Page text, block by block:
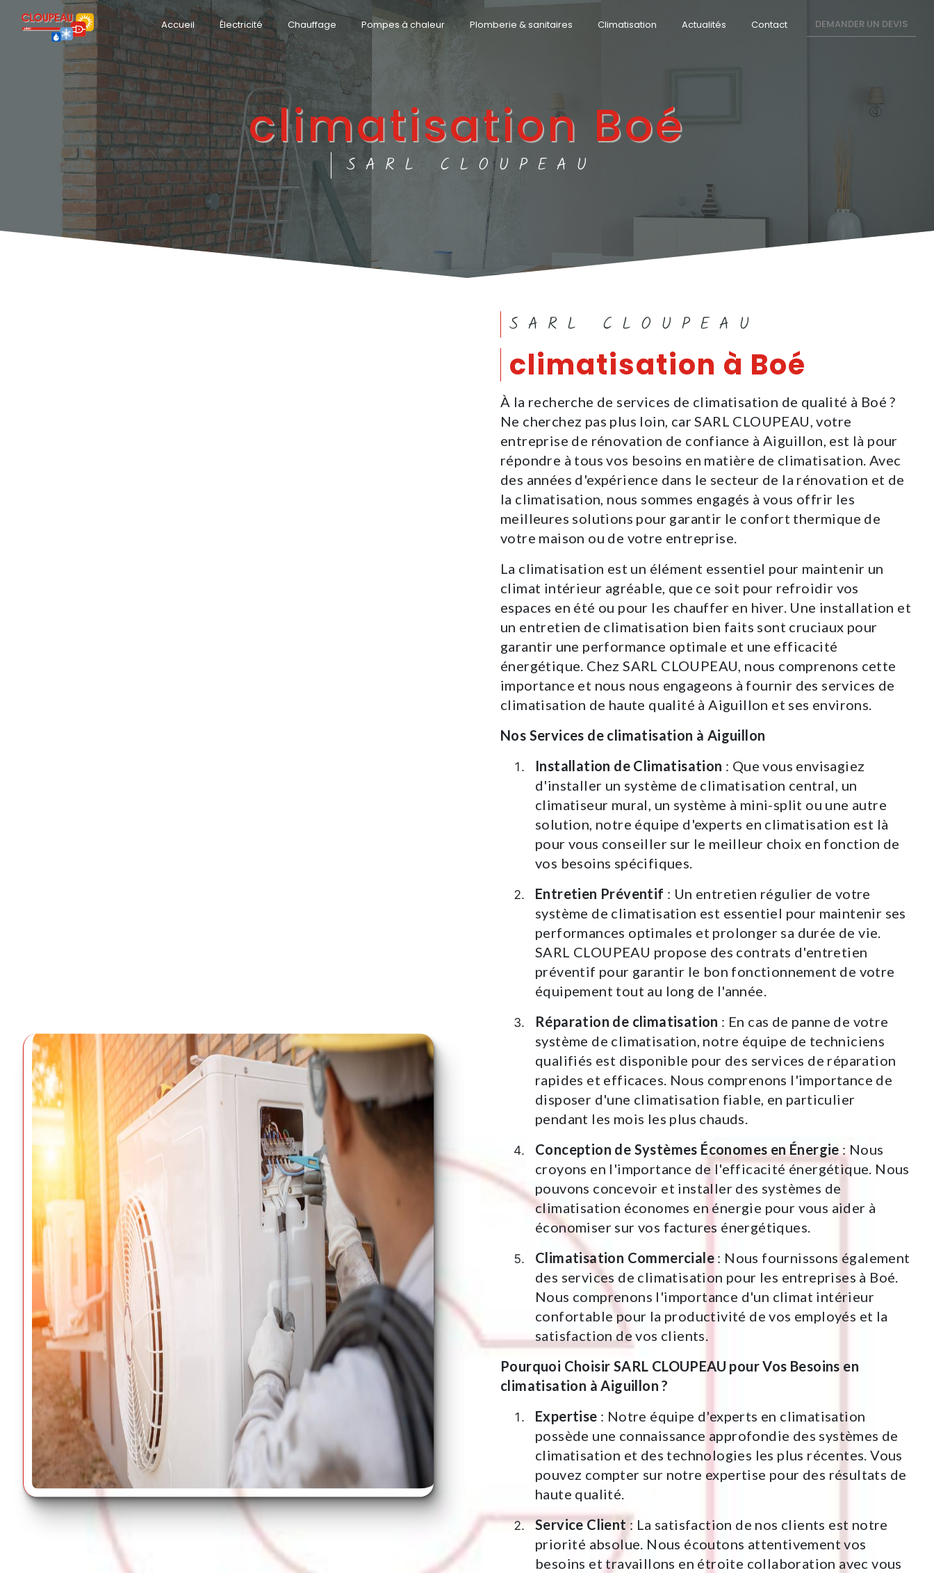
Accueil Électricité Chauffage Pompes à chaleur Plomberie & sanitaires Climatisation Actualités Contact DEMANDER UN DEVIS
climatisation Boé
SARL CLOUPEAU
SARL CLOUPEAU
climatisation à Boé
À la recherche de services de climatisation de qualité à Boé ?
Ne cherchez pas plus loin, car SARL CLOUPEAU, votre
entreprise de rénovation de confiance à Aiguillon, est là pour
répondre à tous vos besoins en matière de climatisation. Avec
des années d'expérience dans le secteur de la rénovation et de
la climatisation, nous sommes engagés à vous offrir les
meilleures solutions pour garantir le confort thermique de
votre maison ou de votre entreprise.
La climatisation est un élément essentiel pour maintenir un
climat intérieur agréable, que ce soit pour refroidir vos
espaces en été ou pour les chauffer en hiver. Une installation et
un entretien de climatisation bien faits sont cruciaux pour
garantir une performance optimale et une efficacité
énergétique. Chez SARL CLOUPEAU, nous comprenons cette
importance et nous nous engageons à fournir des services de
climatisation de haute qualité à Aiguillon et ses environs.
Nos Services de climatisation à Aiguillon
Installation de Climatisation : Que vous envisagiez
d'installer un système de climatisation central, un
climatiseur mural, un système à mini-split ou une autre
solution, notre équipe d'experts en climatisation est là
pour vous conseiller sur le meilleur choix en fonction de
vos besoins spécifiques.
Entretien Préventif : Un entretien régulier de votre
système de climatisation est essentiel pour maintenir ses
performances optimales et prolonger sa durée de vie.
SARL CLOUPEAU propose des contrats d'entretien
préventif pour garantir le bon fonctionnement de votre
équipement tout au long de l'année.
Réparation de climatisation : En cas de panne de votre
système de climatisation, notre équipe de techniciens
qualifiés est disponible pour des services de réparation
rapides et efficaces. Nous comprenons l'importance de
disposer d'une climatisation fiable, en particulier
pendant les mois les plus chauds.
Conception de Systèmes Économes en Énergie : Nous
croyons en l'importance de l'efficacité énergétique. Nous
pouvons concevoir et installer des systèmes de
climatisation économes en énergie pour vous aider à
économiser sur vos factures énergétiques.
Climatisation Commerciale : Nous fournissons également
des services de climatisation pour les entreprises à Boé.
Nous comprenons l'importance d'un climat intérieur
confortable pour la productivité de vos employés et la
satisfaction de vos clients.
Pourquoi Choisir SARL CLOUPEAU pour Vos Besoins en
climatisation à Aiguillon ?
Expertise : Notre équipe d'experts en climatisation
possède une connaissance approfondie des systèmes de
climatisation et des technologies les plus récentes. Vous
pouvez compter sur notre expertise pour des résultats de
haute qualité.
Service Client : La satisfaction de nos clients est notre
priorité absolue. Nous écoutons attentivement vos
besoins et travaillons en étroite collaboration avec vous
Panneau de gestion des cookies